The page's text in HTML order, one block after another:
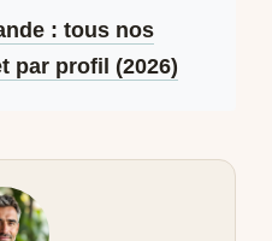
: tous nos
par profil (2026)